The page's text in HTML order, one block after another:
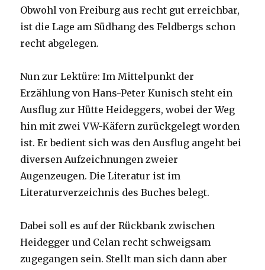
Obwohl von Freiburg aus recht gut erreichbar,
ist die Lage am Südhang des Feldbergs schon
recht abgelegen.
Nun zur Lektüre: Im Mittelpunkt der
Erzählung von Hans-Peter Kunisch steht ein
Ausflug zur Hütte Heideggers, wobei der Weg
hin mit zwei VW-Käfern zurückgelegt worden
ist. Er bedient sich was den Ausflug angeht bei
diversen Aufzeichnungen zweier
Augenzeugen. Die Literatur ist im
Literaturverzeichnis des Buches belegt.
Dabei soll es auf der Rückbank zwischen
Heidegger und Celan recht schweigsam
zugegangen sein. Stellt man sich dann aber